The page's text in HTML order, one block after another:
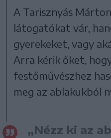
A Tarisznyás
látogatókat vár,
gyerekeket, vagy
Arra kérik őket,
festőművészhez
meg az ablakukból
„Nézz ki az